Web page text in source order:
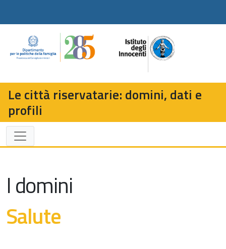
Le città riservatarie: domini, dati e
profili
I domini
Salute